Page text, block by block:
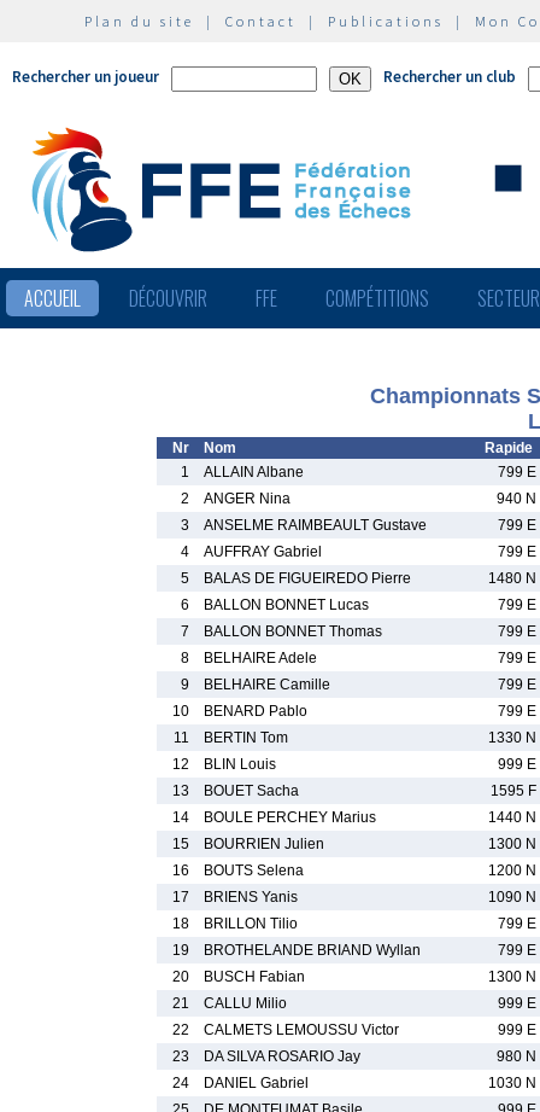
Plan du site | Contact | Publications | Mon
Rechercher un joueur Rechercher un club
ACCUEIL DÉCOUVRIR FFE COMPÉTITIONS
Championnats
Nr Nom
Rapide
1
ALLAIN Albane
799 E
2
ANGER Nina
940 N
3
ANSELME RAIMBEAULT Gustave
799 E
4
AUFFRAY Gabriel
799 E
5
BALAS DE FIGUEIREDO Pierre
1480 N
6
BALLON BONNET Lucas
799 E
7
BALLON BONNET Thomas
799 E
8
BELHAIRE Adele
799 E
9
BELHAIRE Camille
799 E
10
BENARD Pablo
799 E
11
BERTIN Tom
1330 N
12
BLIN Louis
999 E
13
BOUET Sacha
1595 F
14
BOULE PERCHEY Marius
1440 N
15
BOURRIEN Julien
1300 N
16
BOUTS Selena
1200 N
17
BRIENS Yanis
1090 N
18
BRILLON Tilio
799 E
19
BROTHELANDE BRIAND Wyllan
799 E
20
BUSCH Fabian
1300 N
21
CALLU Milio
999 E
22
CALMETS LEMOUSSU Victor
999 E
23
DA SILVA ROSARIO Jay
980 N
24
DANIEL Gabriel
1030 N